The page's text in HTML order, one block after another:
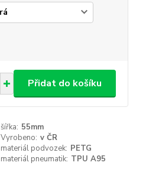
Přidat do košíku
šířka: 55mm
Vyrobeno: v ČR
materiál podvozek: PETG
materiál pneumatik: TPU A95